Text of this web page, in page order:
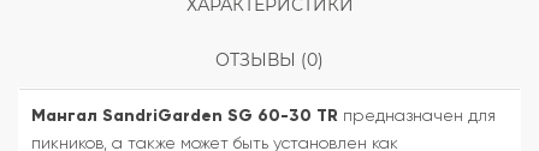
ХАРАКТЕРИСТИКИ
ОТЗЫВЫ (0)
Мангал SandriGarden SG 60-30 TR предназначен для
пикников, а также может быть установлен как